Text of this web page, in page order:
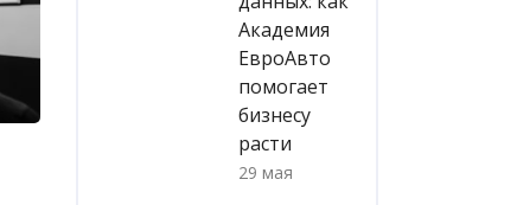
Академия
ЕвроАвто
помогает
бизнесу
расти
29 мая